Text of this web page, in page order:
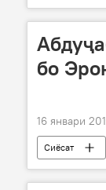
бо
16 январи
Сиёсат
Маҷлиси